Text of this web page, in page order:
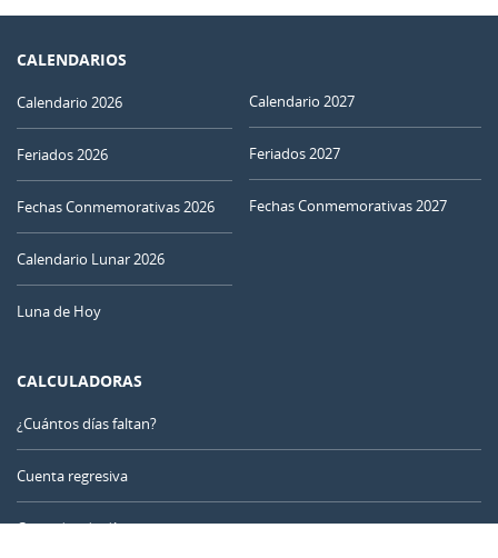
CALENDARIOS
Calendario 2026
Feriados 2026
Fechas Conmemorativas 2026
Calendario Lunar 2026
Luna de Hoy
Calendario 2027
Feriados 2027
Fechas Conmemorativas 2027
CALCULADORAS
¿Cuántos días faltan?
Cuenta regresiva
Contador de días